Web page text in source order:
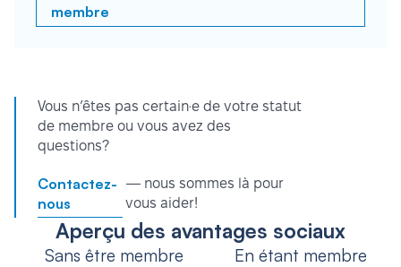
membre
Vous n’êtes pas certain·e de votre statut
de membre ou vous avez des
questions?
Contactez-
nous
— nous sommes là pour
vous aider!
Aperçu des avantages sociaux
Sans être membre
En étant membre